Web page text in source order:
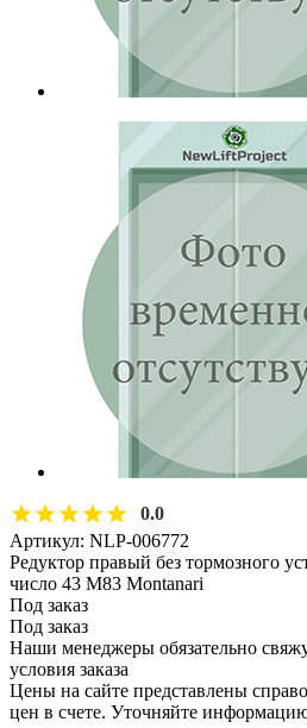
0.0
Артикул: NLP-006772
Редуктор правый без тормозного
число 43 M83 Montanari
Под заказ
Под заказ
Наши менеджеры обязательно
условия заказа
Цены на сайте представлены
цен в счете. Уточняйте